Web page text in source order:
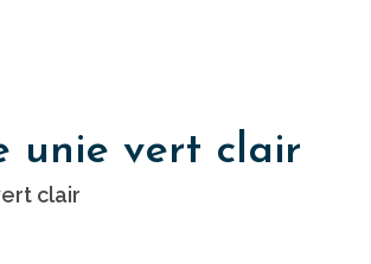
unie vert clair
clair